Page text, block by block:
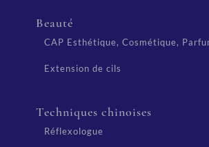
Beauté
CAP Esthétique, Cosmétique,
Extension de cils
Techniques chinoises
Réflexologue